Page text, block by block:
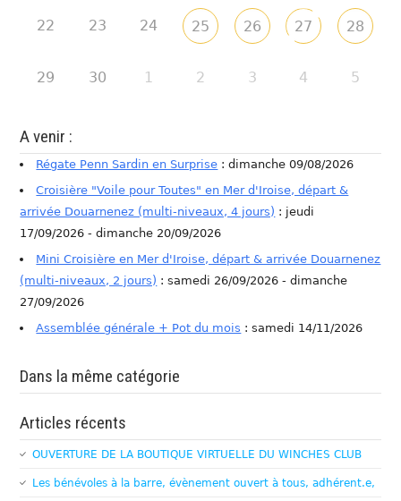
22 23 24 25 26 27 28
29 30 1 2 3 4 5
A venir :
Régate Penn Sardin en Surprise : dimanche 09/08/2026
Croisière "Voile pour Toutes" en Mer d'Iroise, départ &
arrivée Douarnenez (multi-niveaux, 4 jours) : jeudi
17/09/2026 - dimanche 20/09/2026
Mini Croisière en Mer d'Iroise, départ & arrivée Douarnenez
(multi-niveaux, 2 jours) : samedi 26/09/2026 - dimanche
27/09/2026
Assemblée générale + Pot du mois : samedi 14/11/2026
Dans la même catégorie
Articles récents
OUVERTURE DE LA BOUTIQUE VIRTUELLE DU WINCHES CLUB
Les bénévoles à la barre, évènement ouvert à tous, adhérent.e,